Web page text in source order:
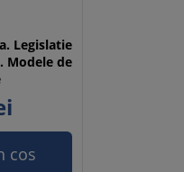
Legislatie
Modele de
cos